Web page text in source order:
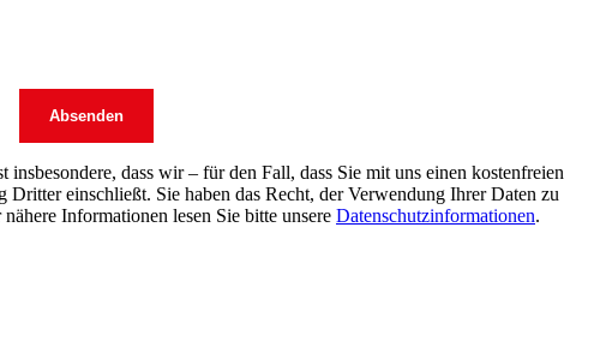
insbesondere, dass wir – für den Fall, dass Sie mit uns einen kostenfreien
einschließt. Sie haben das Recht, der Verwendung Ihrer Daten zu
Informationen lesen Sie bitte unsere Datenschutzinformationen.